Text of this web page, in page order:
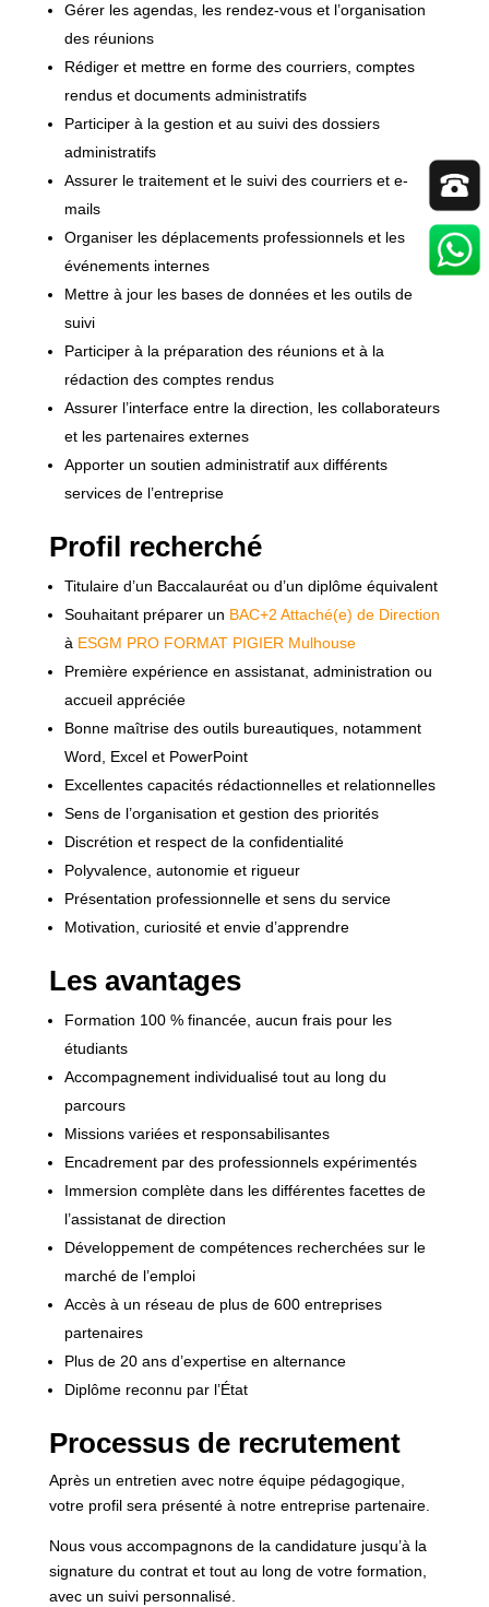
Gérer les agendas, les rendez-vous et l’organisation
des réunions
Rédiger et mettre en forme des courriers, comptes
rendus et documents administratifs
Participer à la gestion et au suivi des dossiers
administratifs
Assurer le traitement et le suivi des courriers et e-
mails
Organiser les déplacements professionnels et les
événements internes
Mettre à jour les bases de données et les outils de
suivi
Participer à la préparation des réunions et à la
rédaction des comptes rendus
Assurer l’interface entre la direction, les collaborateurs
et les partenaires externes
Apporter un soutien administratif aux différents
services de l’entreprise
Profil recherché
Titulaire d’un Baccalauréat ou d’un diplôme équivalent
Souhaitant préparer un BAC+2 Attaché(e) de Direction
à ESGM PRO FORMAT PIGIER Mulhouse
Première expérience en assistanat, administration ou
accueil appréciée
Bonne maîtrise des outils bureautiques, notamment
Word, Excel et PowerPoint
Excellentes capacités rédactionnelles et relationnelles
Sens de l’organisation et gestion des priorités
Discrétion et respect de la confidentialité
Polyvalence, autonomie et rigueur
Présentation professionnelle et sens du service
Motivation, curiosité et envie d’apprendre
Les avantages
Formation 100 % financée, aucun frais pour les
étudiants
Accompagnement individualisé tout au long du
parcours
Missions variées et responsabilisantes
Encadrement par des professionnels expérimentés
Immersion complète dans les différentes facettes de
l’assistanat de direction
Développement de compétences recherchées sur le
marché de l’emploi
Accès à un réseau de plus de 600 entreprises
partenaires
Plus de 20 ans d’expertise en alternance
Diplôme reconnu par l’État
Processus de recrutement
Après un entretien avec notre équipe pédagogique,
votre profil sera présenté à notre entreprise partenaire.
Nous vous accompagnons de la candidature jusqu’à la
signature du contrat et tout au long de votre formation,
avec un suivi personnalisé.